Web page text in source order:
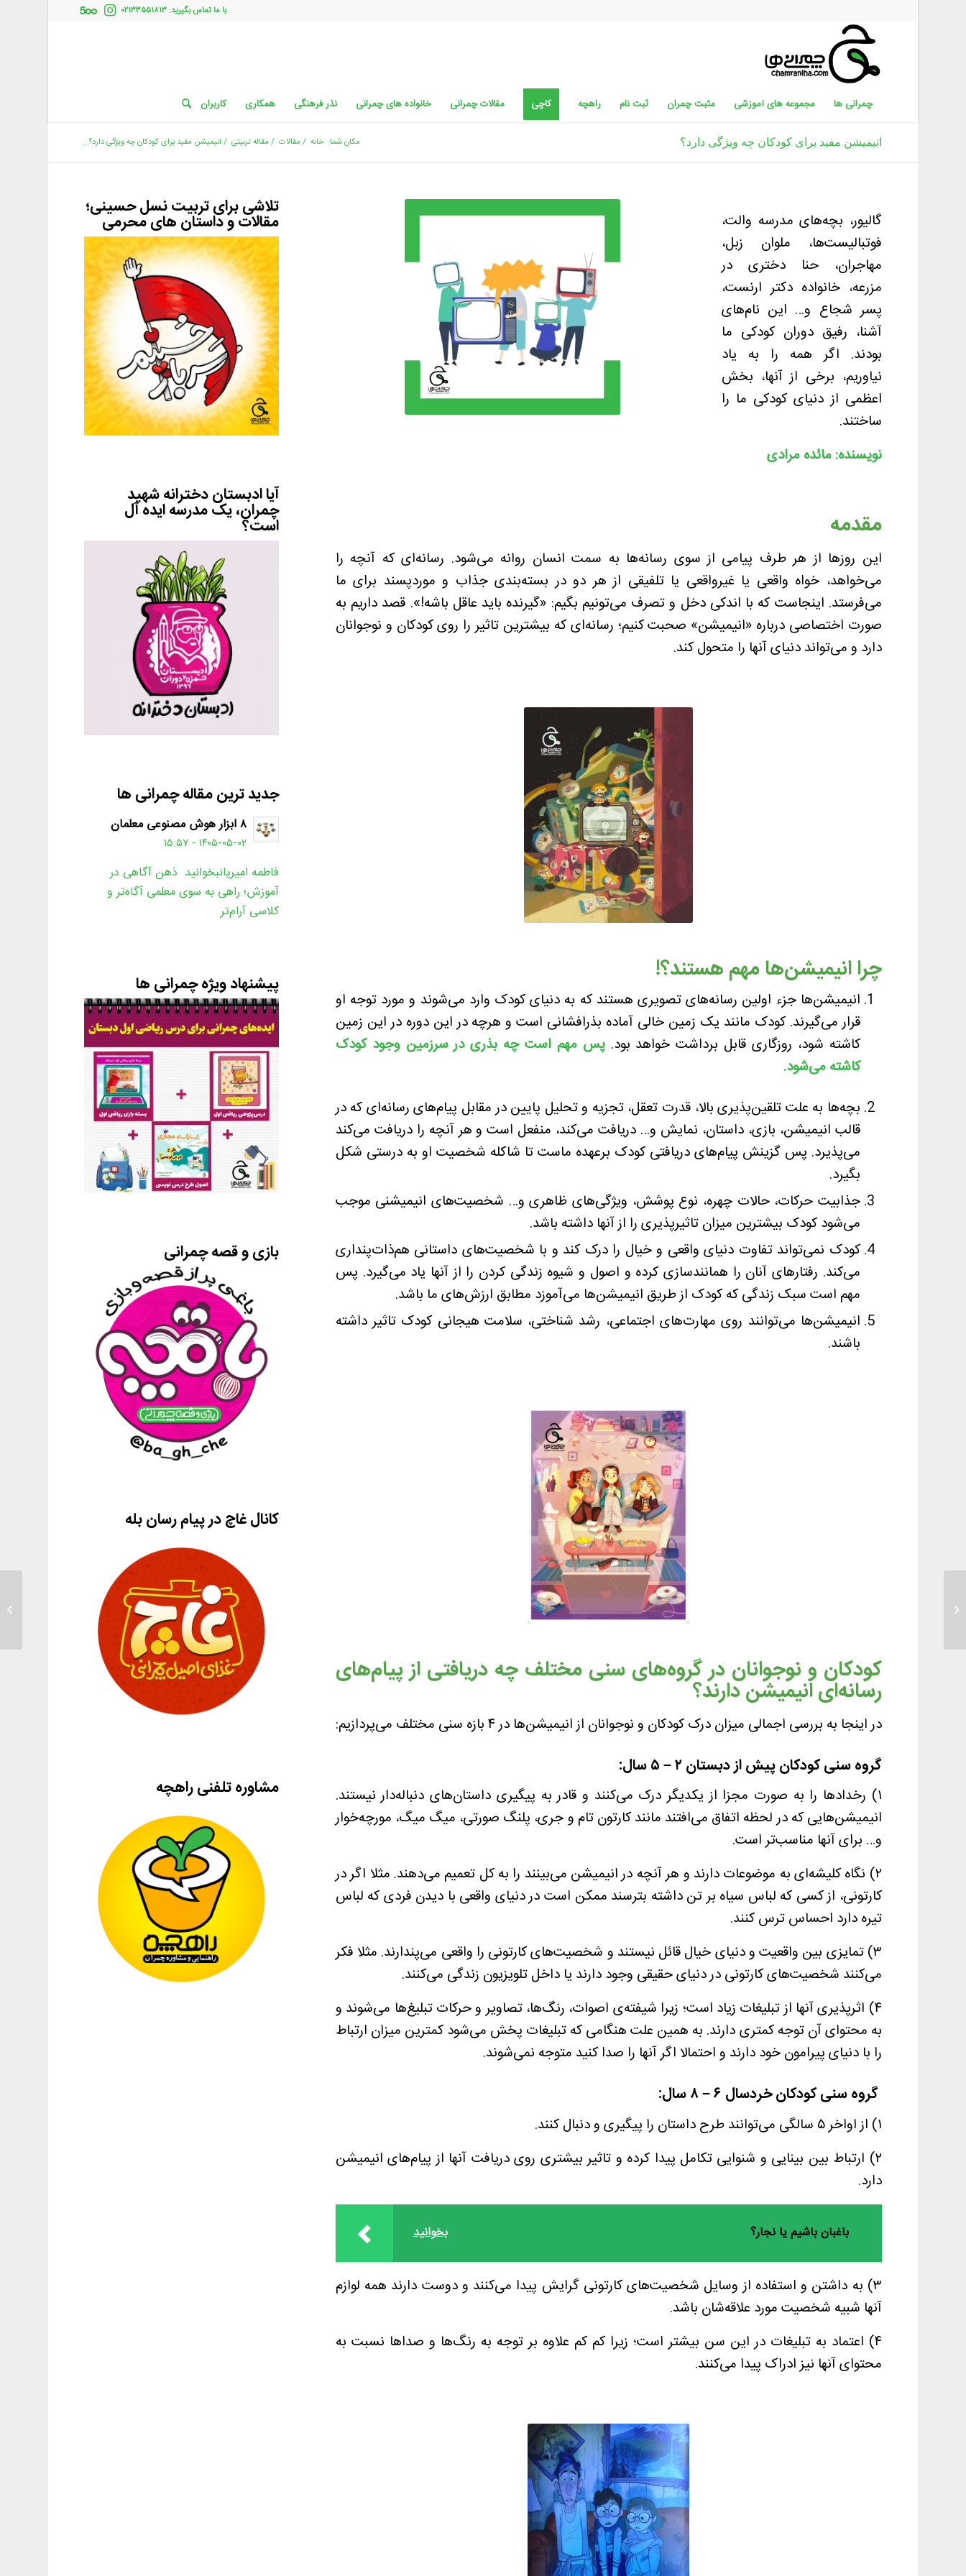
با ما تماس بگیرید: ۰۲۱۳۳۵۵۱۸۱۳
چمرانی ها مجموعه های آموزشی مثبت چمران ثبت نام راهچه کاچی مقالات چمرانی خانواده های چمرانی نذر فرهنگی همکاری کاربران
انیمیشن مفید برای کودکان چه ویژگی‌ دارد؟ مکان شما: خانه / مقالات / مقاله تربیتی / انیمیشن مفید برای کودکان چه ویژگی‌ دارد؟...
گالیور، بچه‌های مدرسه والت،
فوتبالیست‌ها، ملوان زبل،
مهاجران، حنا دختری در
مزرعه، خانواده دکتر ارنست،
پسر شجاع و… این نام‌های
آشنا، رفیق دوران کودکی ما
بودند. اگر همه را به یاد
نیاوریم، برخی از آنها، بخش
اعظمی از دنیای کودکی ما را
ساختند.
نویسنده: مائده مرادی
مقدمه
این روزها از هر طرف پیامی از سوی رسانه‌ها به سمت انسان روانه می‌شود. رسانه‌ای که آنچه را
می‌خواهد، خواه واقعی یا غیرواقعی یا تلفیقی از هر دو در بسته‌بندی جذاب و موردپسند برای ما
می‌فرستد. اینجاست که با اندکی دخل و تصرف می‌تونیم بگیم: «گیرنده باید عاقل باشه!». قصد داریم به
صورت اختصاصی درباره «انیمیشن» صحبت کنیم؛ رسانه‌ای که بیشترین تاثیر را روی کودکان و نوجوانان
دارد و می‌تواند دنیای آنها را متحول کند.
چرا انیمیشن‌ها مهم هستند؟!
انیمیشن‌ها جزء اولین رسانه‌های تصویری هستند که به دنیای کودک وارد می‌شوند و مورد توجه او
قرار می‌گیرند. کودک مانند یک زمین خالی آماده بذرافشانی است و هرچه در این دوره در این زمین
کاشته شود، روزگاری قابل برداشت خواهد بود.پس مهم است چه بذری در سرزمین وجود کودک
کاشته می‌شود.
بچه‌ها به علت تلقین‌پذیری بالا، قدرت تعقل، تجزیه و تحلیل پایین در مقابل پیام‌های رسانه‌ای که در
قالب انیمیشن، بازی، داستان، نمایش و… دریافت می‌کند، منفعل است و هر آنچه را دریافت می‌کند
می‌پذیرد. پس گزینش پیام‌های دریافتی کودک برعهده ماست تا شاکله شخصیت او به درستی شکل
بگیرد.
جذابیت حرکات، حالات چهره، نوع پوشش، ویژگی‌های ظاهری و… شخصیت‌های انیمیشنی موجب
می‌شود کودک بیشترین میزان تاثیرپذیری را از آنها داشته باشد.
کودک نمی‌تواند تفاوت دنیای واقعی و خیال را درک کند و با شخصیت‌های داستانی هم‌ذات‌پنداری
می‌کند. رفتارهای آنان را همانندسازی کرده و اصول و شیوه زندگی کردن را از آنها یاد می‌گیرد. پس
مهم است سبک زندگی که کودک از طریق انیمیشن‌ها می‌آموزد مطابق ارزش‌های ما باشد.
انیمیشن‌ها می‌توانند روی مهارت‌های اجتماعی، رشد شناختی، سلامت هیجانی کودک تاثیر داشته
باشند.
کودکان و نوجوانان در گروه‌های سنی مختلف چه دریافتی از پیام‌های
رسانه‌ای انیمیشن دارند؟
در اینجا به بررسی اجمالی میزان درک کودکان و نوجوانان از انیمیشن‌ها در ۴ بازه سنی مختلف می‌پردازیم:
گروه سنی کودکان پیش از دبستان ۲ –
:
۱) رخدادها را به صورت مجزا از یکدیگر درک می‌کنند و قادر به پیگیری داستان‌های دنباله‌دار نیستند.
انیمیشن‌هایی که در لحظه اتفاق می‌افتند مانند کارتون تام و جری، پلنگ صورتی، میگ میگ، مورچه‌خوار
و… برای آنها مناسب‌تر است.
۲) نگاه کلیشه‌ای به موضوعات دارند و هر آنچه در انیمیشن می‌بینند را به کل تعمیم می‌دهند. مثلا اگر در
کارتونی، از کسی که لباس سیاه بر تن داشته بترسند ممکن است در دنیای واقعی با دیدن فردی که لباس
تیره دارد احساس ترس کنند.
۳) تمایزی بین واقعیت و دنیای خیال قائل نیستند و شخصیت‌های کارتونی را واقعی می‌پندارند. مثلا فکر
می‌کنند شخصیت‌های کارتونی در دنیای حقیقی وجود دارند یا داخل تلویزیون زندگی می‌کنند.
۴) اثرپذیری آنها از تبلیغات زیاد است؛ زیرا شیفته‌ی اصوات، رنگ‌ها، تصاویر و حرکات تبلیغ‌ها می‌شوند و
به محتوای آن توجه کمتری دارند. به همین علت هنگامی که تبلیغات پخش می‌شود کمترین میزان ارتباط
را با دنیای پیرامون خود دارند و احتمالا اگر آنها را صدا کنید متوجه نمی‌شوند.
گروه سنی کودکان خردسال ۶ –۸ سال :
۱) از اواخر ۵ سالگی می‌توانند طرح داستان را پیگیری و دنبال کنند.
۲) ارتباط بین بینایی و شنوایی تکامل پیدا کرده و تاثیر بیشتری روی دریافت آنها از پیام‌های انیمیشن
دارد.
بخوانید باغبان باشیم یا نجار؟
۳) به داشتن و استفاده از وسایل شخصیت‌های کارتونی گرایش پیدا می‌کنند و دوست دارند همه لوازم
آنها شبیه شخصیت مورد علاقه‌شان باشد.
۴) اعتماد به تبلیغات در این سن بیشتر است؛ زیرا کم کم علاوه بر توجه به رنگ‌ها و صداها نسبت به
محتوای آنها نیز ادراک پیدا می‌کنند.
تلاشی برای تربیت نسل حسینی؛
مقالات و داستان های محرمی
آیا ادبستان دخترانه شهید
چمران، یک مدرسه ایده آل
است؟
جدید ترین مقاله چمرانی ها
۸ ابزار هوش مصنوعی معلمان
۱۴۰۵-۰۵-۰۲ - ۱۵:۵۷
فاطمه امیریانبخوانید ذهن آگاهی در
آموزش؛ راهی به سوی معلمی آگاه‌تر و
کلاسی آرام‌تر
پیشنهاد ویژه چمرانی ها
بازی و قصه چمرانی
کانال غاچ در پیام رسان بله
مشاوره تلفنی راهچه
جدا خوابیدن کودک